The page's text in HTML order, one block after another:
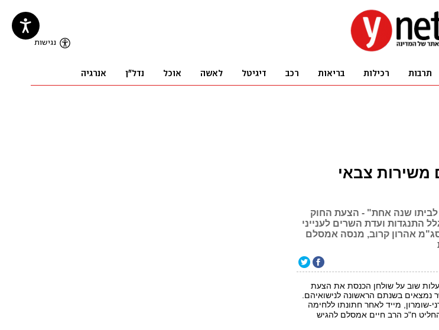
משירות צבאי
שנה אחת" - הצעת החוק
ועדת השרים לענייני
אהרון קרוב, מנסה אמסלם
שוב על שולחן הכנסת את הצעת
נמצאים בשנתם הראשונה לנישואיהם.
שומרון, מייד לאחר חתונתו ללחימה
ח"כ הרב חיים אמסלם להגיש